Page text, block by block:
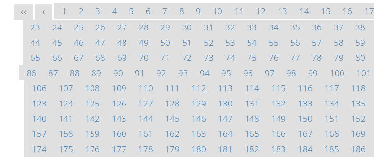
<< < 1 2 3 4 5 6 7 8 9 10 11 12 13 14 15 16 17
23
24 25 26 27 28 29 30 31 32 33 34 35 36 37 38
44
45 46 47 48 49 50 51 52 53 54 55 56 57 58 59
65
66 67 68 69 70 71 72 73 74 75 76 77 78 79 80
86
87 88 89 90 91 92 93 94 95 96 97 98 99 100 101
106
107 108 109 110 111 112 113 114 115 116 117 118
123
124 125 126 127 128 129 130 131 132 133 134 135
140
141 142 143 144 145 146 147 148 149 150 151 152
157
158 159 160 161 162 163 164 165 166 167 168 169
174
175 176 177 178 179 180 181 182 183 184 185 186